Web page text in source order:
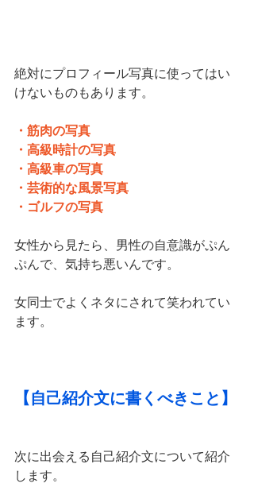
絶対にプロフィール写真に使ってはい
けないものもあります。
・筋肉の写真
・高級時計の写真
・高級車の写真
・芸術的な風景写真
・ゴルフの写真
女性から見たら、男性の自意識がぷん
ぷんで、気持ち悪いんです。
女同士でよくネタにされて笑われてい
ます。
【自己紹介文に書くべきこと】
次に出会える自己紹介文について紹介
します。